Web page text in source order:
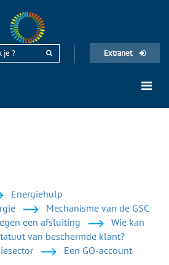
Extranet
Energiehulp
Mechanisme van de GSC
een afsluiting
Wie kan
van beschermde klant?
Een GO-account